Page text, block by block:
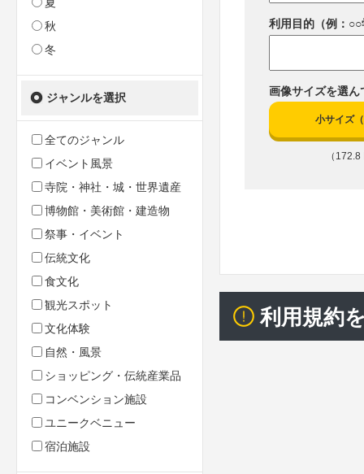
秋
冬
ジャンルを選択
全てのジャンル
イベント風景
寺院・神社・城・世界遺産
博物館・美術館・建造物
祭事・イベント
伝統文化
食文化
観光スポット
文化体験
自然・風景
ショッピング・伝統産業品
コンベンション施設
ユニークベニュー
宿泊施設
利用目的（例：
画像サイズを選ん
小サイズ
（
利用規約